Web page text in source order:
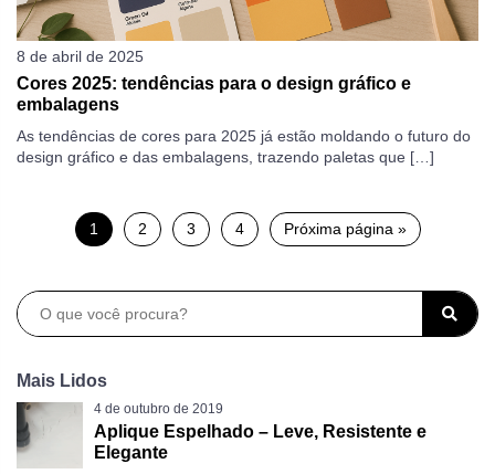
8 de abril de 2025
Cores 2025: tendências para o design gráfico e
embalagens
As tendências de cores para 2025 já estão moldando o futuro do
design gráfico e das embalagens, trazendo paletas que […]
1 2 3 4 Próxima página »
Mais Lidos
4 de outubro de 2019
Aplique Espelhado – Leve, Resistente e
Elegante